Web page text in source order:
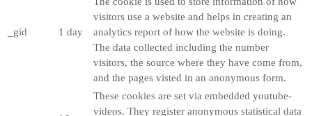
_gid 1 day
visitors use a website and helps in creating an
analytics report of how the website is doing.
The data collected including the number
visitors, the source where they have come from,
and the pages visted in an anonymous form.
These cookies are set via embedded youtube-
videos. They register anonymous statistical data